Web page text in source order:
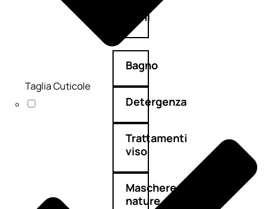
Mani
Bagno
Detergenza
Trattamenti
viso
Maschere
nature
Taglia Cuticole